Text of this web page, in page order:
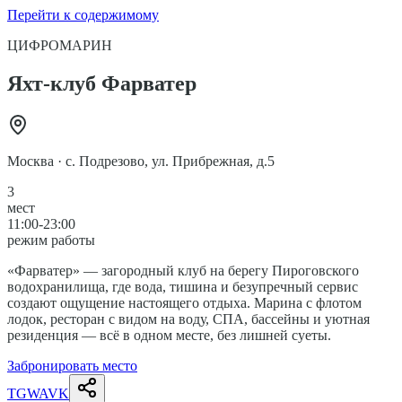
Перейти к содержимому
ЦИФРОМАРИН
Яхт-клуб Фарватер
Москва · с. Подрезово, ул. Прибрежная, д.5
3
мест
11:00-23:00
режим работы
«Фарватер» — загородный клуб на берегу Пироговского
водохранилища, где вода, тишина и безупречный сервис
создают ощущение настоящего отдыха. Марина с флотом
лодок, ресторан с видом на воду, СПА, бассейны и уютная
резиденция — всё в одном месте, без лишней суеты.
Забронировать место
TGWAVK